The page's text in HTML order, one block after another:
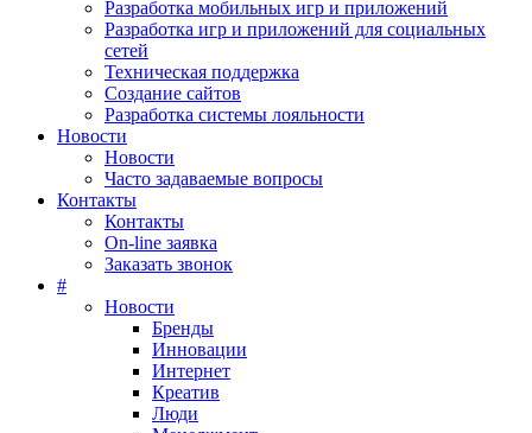
Разработка мобильных игр и приложений
Разработка игр и приложений для социальных
сетей
Техническая поддержка
Создание сайтов
Разработка системы лояльности
Новости
Новости
Часто задаваемые вопросы
Контакты
Контакты
On-line заявка
Заказать звонок
#
Новости
Бренды
Инновации
Интернет
Креатив
Люди